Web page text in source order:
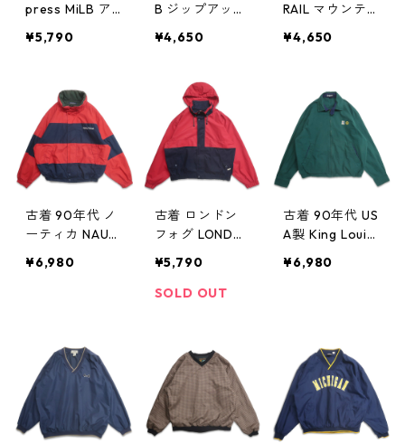
press MiLB ア
Vネック ナイロ
ジャケット プ
ルオーバージャ
ケット 表記：L
gd408998n
w60404
¥5,790
B ジップアップ
ルゾン ネイビ
408963n w60
¥4,650
RAIL マウンテ
プジャケット
gd408962n w6
0401
¥4,650
古着 90年代 ノ
ーティカ NAUTI
ル セーリング
ン ネイビー レ
ッド グリーン
表記：M gd4
08941n w6033
0
¥6,980
古着 ロンドン
フォグ LONDO
ングジャケット
ジップアップジ
イビー 表記：X
L REG gd408
928n w60328
¥5,790
SOLD OUT
古着 90年代 US
A製 King Louie
繡 スウィング
リーン 表記：M
gd408914n
w60327
¥6,980